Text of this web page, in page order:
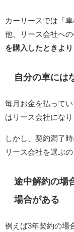
カーリースでは「
他、リース会社へ
を購入したときより
自分の車には
毎月お金を払って
はリース会社になり
しかし、契約満了
リース会社を選ぶ
途中解約の場
場合がある
例えば3年契約の場